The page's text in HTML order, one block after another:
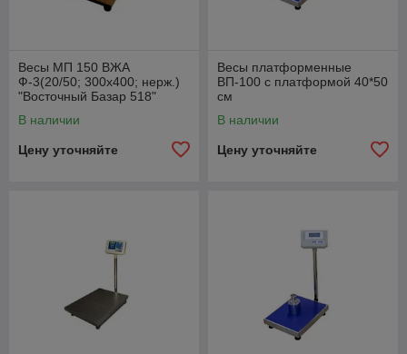
Весы МП 150 ВЖА
Ф-3(20/50; 300х400; нерж.)
"Восточный Базар 518"
В наличии
Цену уточняйте
Весы платформенные
ВП-100 с платформой 40*50
см
В наличии
Цену уточняйте